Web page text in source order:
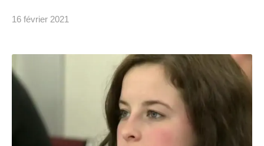
16 février 2021